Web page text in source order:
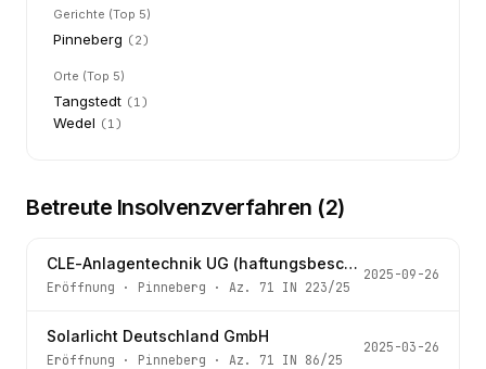
Gerichte (Top 5)
Pinneberg (2)
Orte (Top 5)
Tangstedt (1)
Wedel (1)
Betreute Insolvenzverfahren (2)
CLE-Anlagentechnik UG (haftungsbeschränkt)
Eröffnung · Pinneberg · Az. 71 IN 223/25
2025-09-26
Solarlicht Deutschland GmbH
Eröffnung · Pinneberg · Az. 71 IN 86/25
2025-03-26